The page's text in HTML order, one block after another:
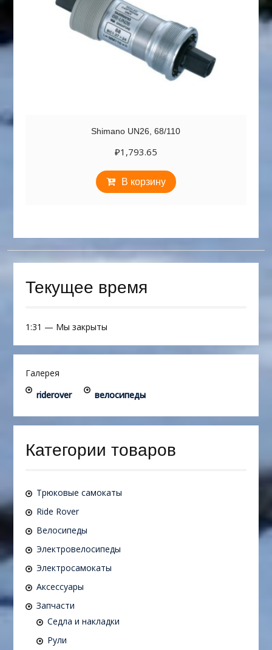
Shimano UN26, 68/110
₽1,793.65
В корзину
Текущее время
1:31 — Мы закрыты
Галерея
riderover
велосипеды
Категории товаров
Трюковые самокаты
Ride Rover
Велосипеды
Электровелосипеды
Электросамокаты
Аксессуары
Запчасти
Седла и накладки
Рули